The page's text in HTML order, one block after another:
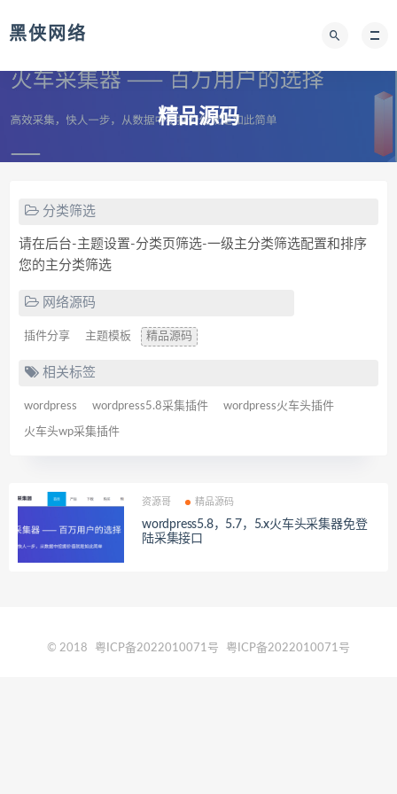
黑侠网络
精品源码
分类筛选
请在后台-主题设置-分类页筛选-一级主分类筛选配置和排序
您的主分类筛选
网络源码
插件分享 主题模板 精品源码
相关标签
wordpress wordpress5.8采集插件 wordpress火车头插件
火车头wp采集插件
资源哥 精品源码
wordpress5.8，5.7，5.x火车头采集器免登
陆采集接口
© 2018 粤ICP备2022010071号 粤ICP备2022010071号